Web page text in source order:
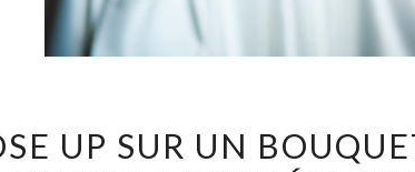
CLOSE
UP SUR UN